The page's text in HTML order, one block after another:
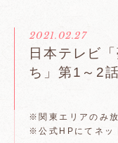
2021.02.27
日本テレビ
ち」第1～2話
※関東エリアのみ放
※公式HPにてネッ